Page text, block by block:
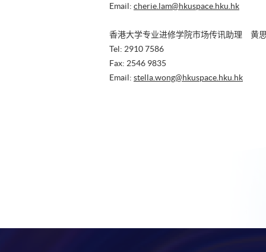
Email: cherie.lam@hkuspace.hku.hk
香港大学专业进修学院市场传讯助理 黄
Tel: 2910 7586
Fax: 2546 9835
Email: stella.wong@hkuspace.hku.hk